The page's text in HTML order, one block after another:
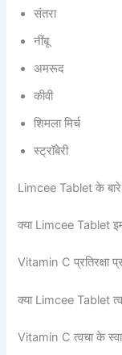
संतरा
नींबू
अमरूद
कीवी
शिमला मिर्च
स्ट्रॉबेरी
Limcee Tablet के
क्या Limcee Tablet
Vitamin C प्रतिरक्षा
क्या Limcee Tablet
Vitamin C त्वचा के